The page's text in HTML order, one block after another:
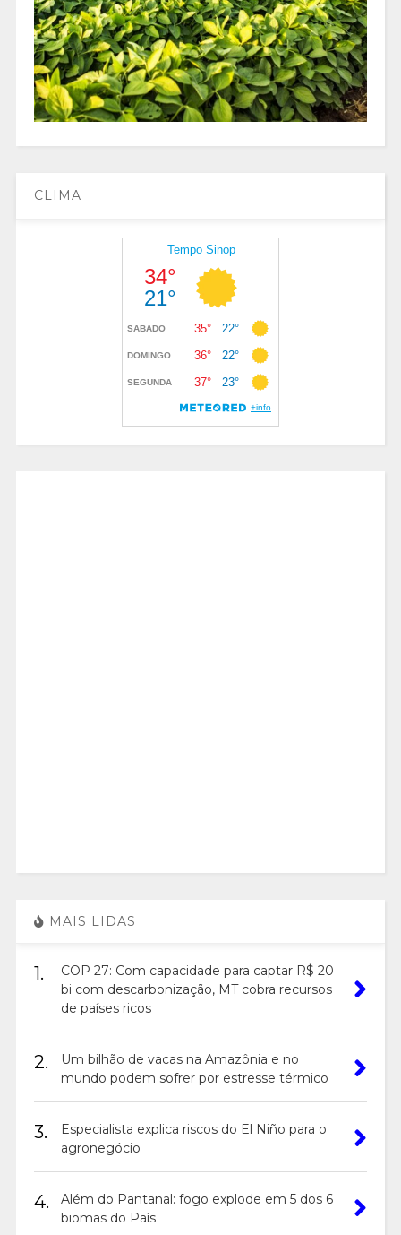
CLIMA
MAIS LIDAS
1.
COP 27: Com capacidade para captar R$ 20
bi com descarbonização, MT cobra recursos
de países ricos
2.
Um bilhão de vacas na Amazônia e no
mundo podem sofrer por estresse térmico
3.
Especialista explica riscos do El Niño para o
agronegócio
4.
Além do Pantanal: fogo explode em 5 dos 6
biomas do País